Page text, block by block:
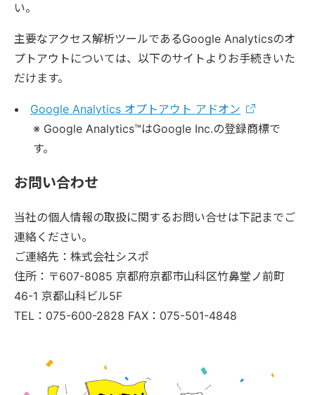
い。
主要なアクセス解析ツールであるGoogle Analyticsのオ
プトアウトについては、以下のサイトよりお手続きいた
だけます。
Google Analytics オプトアウト アドオン
※ Google Analytics™はGoogle Inc.の登録商標で
す。
お問い合わせ
当社の個人情報の取扱に関するお問い合せは下記までご
連絡ください。
ご連絡先：株式会社シスポ
住所：〒607-8085 京都府京都市山科区竹鼻堂ノ前町
46-1 京都山科ビル5F
TEL：075-600-2828 FAX：075-501-4848